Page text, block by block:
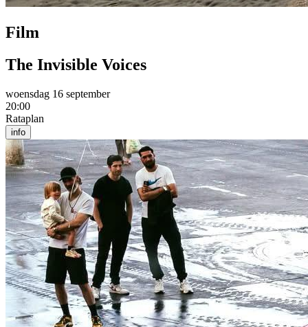
Film
The Invisible Voices
woensdag 16 september
20:00
Rataplan
info